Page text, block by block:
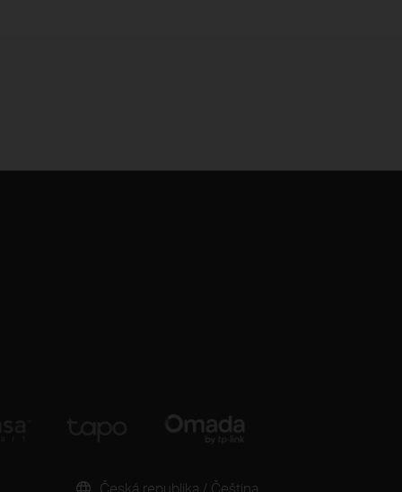
Česká republika / Čeština